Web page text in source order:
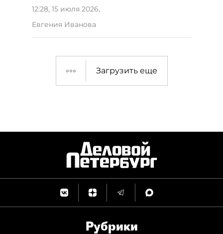
12:28, 15 июля 2026,
Евгения Иванова
Загрузить еще
Рубрики